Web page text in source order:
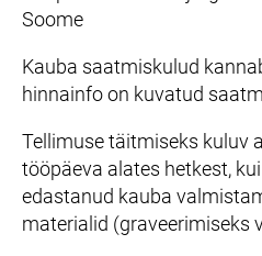
Soome
Kauba saatmiskulud
hinnainfo on kuvatud
Tellimuse täitmiseks kuluv
tööpäeva alates hetkest,
edastanud kauba
materialid (graveerimiseks